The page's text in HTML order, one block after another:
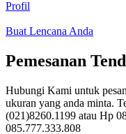
Profil
Buat Lencana Anda
Pemesanan
Hubungi Kami untuk
ukuran yang anda minta.
(021)8260.1199 atau Hp
085.777.333.808